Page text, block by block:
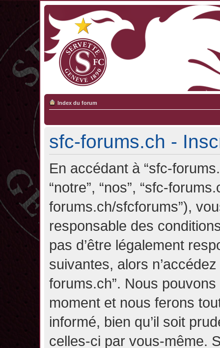
Index du forum
sfc-forums.ch -
En accédant à “sfc-
“notre”, “nos”, “sfc-
forums.ch/sfcforums”),
responsable des
pas d’être légalement
suivantes, alors
forums.ch”. Nous
moment et nous ferons
informé, bien qu’il soit
celles-ci par vous-même.